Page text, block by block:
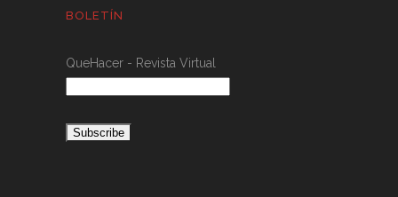
BOLETÍN
QueHacer - Revista Virtual